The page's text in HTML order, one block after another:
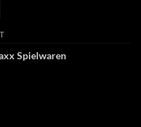
Spielwaren